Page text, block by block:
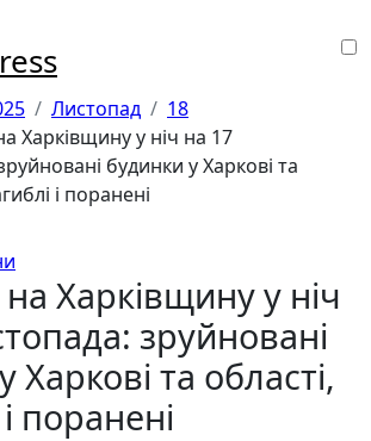
Листопад
18
Харківщину у ніч на 17
будинки у Харкові та
і поранені
Харківщину у ніч
зруйновані
Харкові та області,
поранені